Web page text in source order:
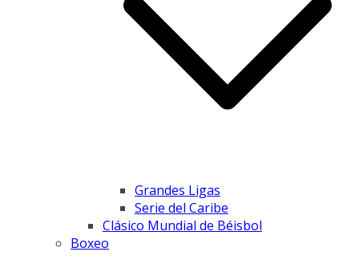
Grandes Ligas
Serie del Caribe
Clásico Mundial de Béisbol
Boxeo